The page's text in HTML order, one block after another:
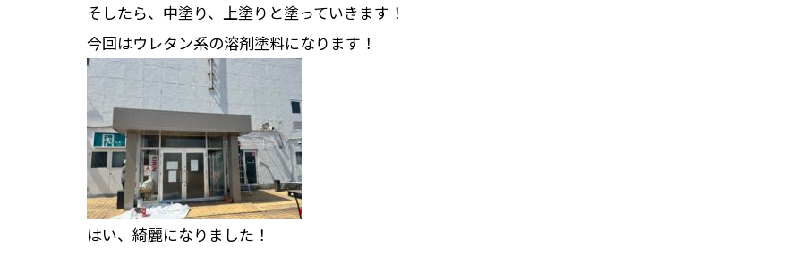
そしたら、中塗り、上塗りと塗っていきます！
今回はウレタン系の溶剤塗料になります！
はい、綺麗になりました！